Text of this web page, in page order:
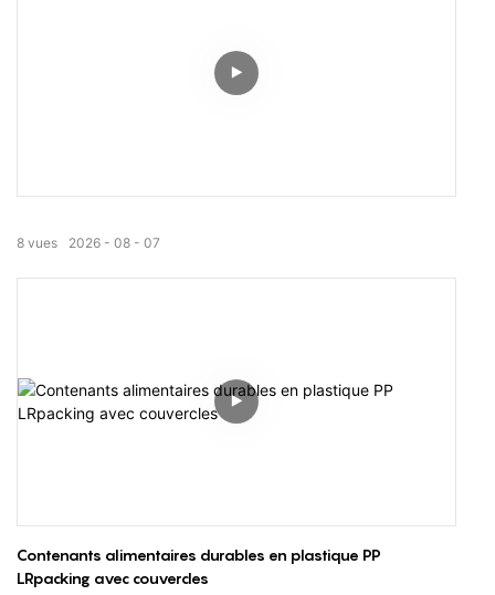
2026 08 07
8 vues
Contenants alimentaires durables en plastique PP
LRpacking avec couvercles